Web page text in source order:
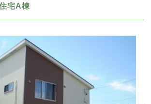
内)
)
不動産に関するお問い合わせ
スへいつでもお気軽にご相談ください。
TEL.026-217-7074
- 受付時間 9:00〜19:00 -
も対応可能です。お気軽にご連絡ください）
売却物件大募集
宅A棟